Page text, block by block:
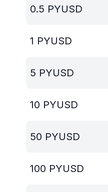
0.5 PYUSD
1 PYUSD
5 PYUSD
10 PYUSD
50 PYUSD
100 PYUSD